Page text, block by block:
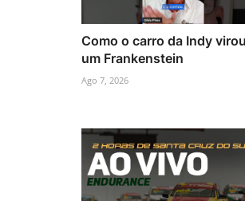
Como o carro da Indy virou
um Frankenstein
Ago 7, 2026